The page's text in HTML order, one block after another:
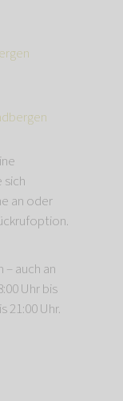
sich
an oder
auch an
Uhr bis
21:00 Uhr.